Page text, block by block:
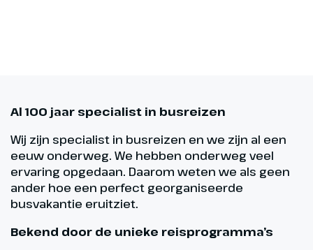
Al 100 jaar specialist in busreizen
Wij zijn specialist in busreizen en we zijn al een
eeuw onderweg. We hebben onderweg veel
ervaring opgedaan. Daarom weten we als geen
ander hoe een perfect georganiseerde
busvakantie eruitziet.
Bekend door de unieke reisprogramma’s